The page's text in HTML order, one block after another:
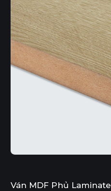
Ván MDF Phủ Laminate